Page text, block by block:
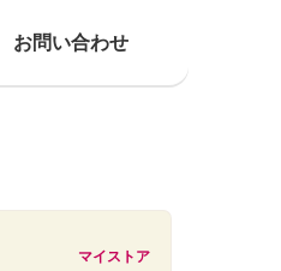
お問い合わせ
マイストア